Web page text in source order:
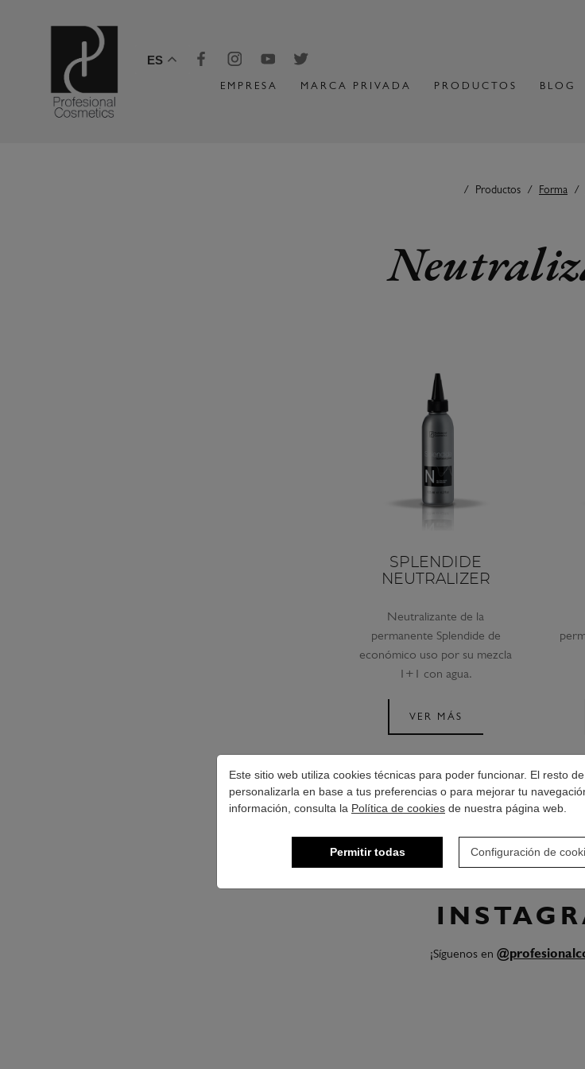
Este sitio web utiliza cookies técnicas para poder funcionar. El resto
personalizarla en base a tus preferencias o para mejorar tu
información, consulta la Política de cookies de nuestra página web.
Permitir todas Configuración de
ES
EMPRESA MARCA PRIVADA PRODUCTOS BLOG
Productos Forma
SPLENDIDE
NEUTRALIZER
Neutralizante de la
permanente Splendide de
económico uso por su mezcla
1+1 con agua.
VER MÁS
¡Síguenos en